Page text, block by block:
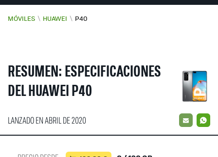
MÓVILES \ HUAWEI \ P40
RESUMEN: ESPECIFICACIONES
DEL HUAWEI P40
LANZADO EN ABRIL DE 2020 EMAIL